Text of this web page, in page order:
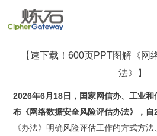
【速下载！600页PPT图解《网
法》】
2026年6月18日，国家网信办、工业
布《网络数据安全风险评估办法》，自
《办法》明确风险评估工作的方式方